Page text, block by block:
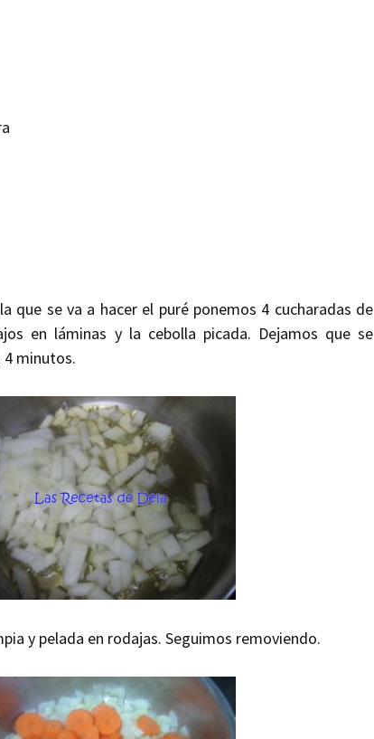
que se va a hacer el puré ponemos 4 cucharadas de
en láminas y la cebolla picada. Dejamos que se
minutos.
y pelada en rodajas. Seguimos removiendo.